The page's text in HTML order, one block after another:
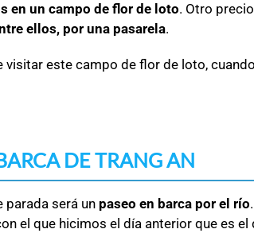
en un campo de flor de loto. Otro
ellos, por una pasarela.
visitar este campo de flor de loto,
DE TRANG AN
parada será un paseo en barca por el río
el que hicimos el día anterior que es el